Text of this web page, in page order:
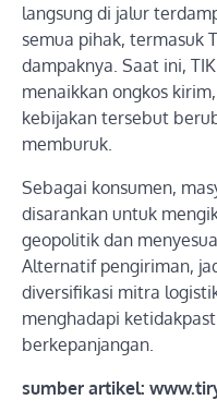
langsung di jalur
semua pihak, termasuk
dampaknya. Saat ini,
menaikkan ongkos
kebijakan tersebut
memburuk.
Sebagai konsumen,
disarankan untuk
geopolitik dan
Alternatif pengiriman,
diversifikasi mitra
menghadapi
berkepanjangan.
sumber artikel: